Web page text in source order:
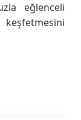
eğlenceli
keşfetmesini